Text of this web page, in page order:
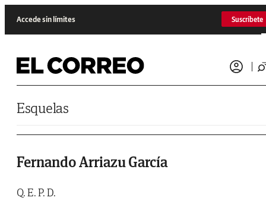
Accede sin límites Suscríbete
Esquelas
Fernando Arriazu García
Q. E. P. D.